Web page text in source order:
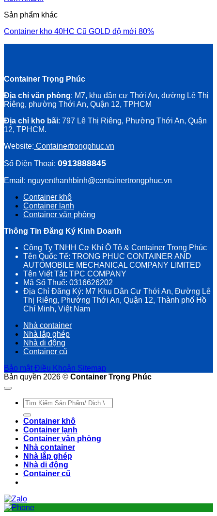
Sản phẩm khác
Container kho 40HC Cũ GOLD độ mới 80%
Container Trọng Phúc
Địa chỉ văn phòng: M7, khu dân cư Thới An, đường Lê Thị
Riêng, phường Thới An, Quận 12, TPHCM
Địa chỉ kho bãi: 797 Lê Thị Riêng, Phường Thới An, Quận
12, TPHCM.
Website: Containertrongphuc.vn
Số Điện Thoại: 0913888845
Email: nguyenthanhbinh@containertrongphuc.vn
Container khô
Container lạnh
Container văn phòng
Thông Tin Đăng Ký Kinh Doanh
Công Ty TNHH Cơ Khí Ô Tô & Container Trọng Phúc
Tên Quốc Tế: TRONG PHUC CONTAINER AND
AUTOMOBILE MECHANICAL COMPANY LIMITED
Tên Viết Tắt: TPC COMPANY
Mã Số Thuế: 0316626202
Địa Chỉ Đăng Ký: M7 Khu Dân Cư Thới An, Đường Lê
Thị Riêng, Phường Thới An, Quận 12, Thành phố Hồ
Chí Minh, Việt Nam
Nhà container
Nhà lắp ghép
Nhà di động
Container cũ
Bảo mật Điều Khoản Sitemap
Bản quyền 2026 © Container Trọng Phúc
Tìm
kiếm:
Container khô
Container lạnh
Container văn phòng
Nhà container
Nhà lắp ghép
Nhà di động
Container cũ